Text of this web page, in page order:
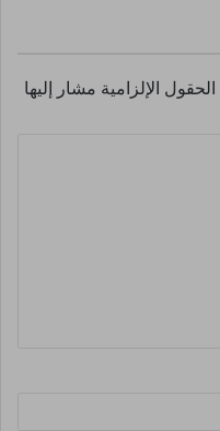
الحقول الإلزامية مشار إليها